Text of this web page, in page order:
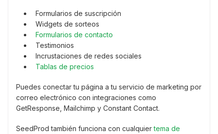
Formularios de suscripción
Widgets de sorteos
Formularios de contacto
Testimonios
Incrustaciones de redes sociales
Tablas de precios
Puedes conectar tu página a tu servicio de marketing por
correo electrónico con integraciones como
GetResponse, Mailchimp y Constant Contact.
SeedProd también funciona con cualquiertema de